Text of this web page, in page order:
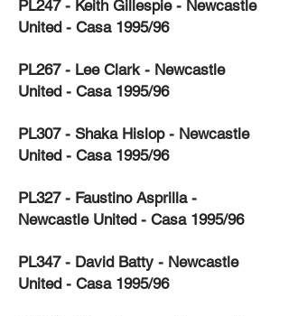
PL247 - Keith Gillespie - Newcastle
United - Casa 1995/96
PL267 - Lee Clark - Newcastle
United - Casa 1995/96
PL307 - Shaka Hislop - Newcastle
United - Casa 1995/96
PL327 - Faustino Asprilla -
Newcastle United - Casa 1995/96
PL347 - David Batty - Newcastle
United - Casa 1995/96